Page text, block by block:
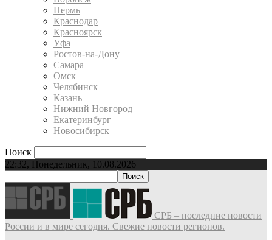
Пермь
Краснодар
Красноярск
Уфа
Ростов-на-Дону
Самара
Омск
Челябинск
Казань
Нижний Новгород
Екатеринбург
Новосибирск
Поиск
22:32, Понедельник, 10.08.2026
СРБ – последние новости
России и в мире сегодня. Свежие новости регионов.